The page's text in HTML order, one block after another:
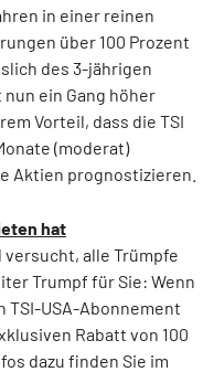
in einer reinen
über 100 Prozent
des 3-jährigen
ein Gang höher
Vorteil, dass die TSI
(moderat)
Aktien prognostizieren.
hat
alle Trümpfe
Trumpf für Sie: Wenn
TSI-USA-Abonnement
Rabatt von 100
dazu finden Sie im